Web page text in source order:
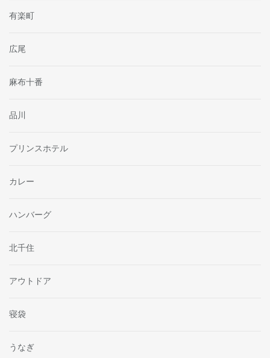
有楽町
広尾
麻布十番
品川
プリンスホテル
カレー
ハンバーグ
北千住
アウトドア
寝袋
うなぎ